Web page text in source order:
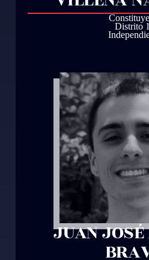
Distrito
JUAN